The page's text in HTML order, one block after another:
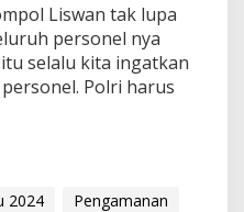
Liswan tak lupa
personel nya
selalu kita ingatkan
Polri harus
2024
Pengamanan